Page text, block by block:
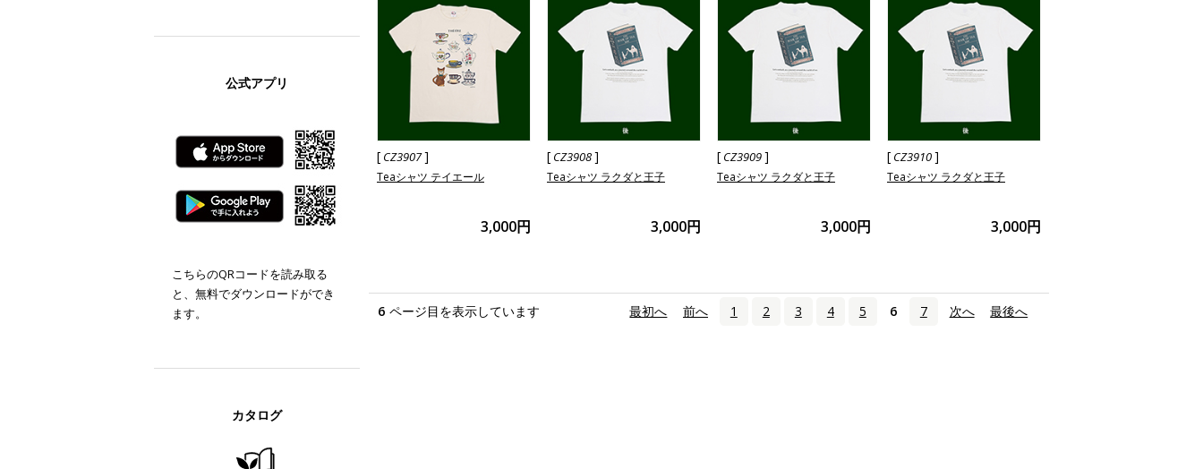
[ CZ3907]
Teaシャツ テイエール
3,000円
[ CZ3908]
Teaシャツ ラクダと王子
3,000円
[ CZ3909]
Teaシャツ ラクダと王子
3,000円
[ CZ3910]
Teaシャツ ラクダと王子
3,000円
6 ページ目を表示しています 最初へ 前へ 1 2 3 4 5 6 7 次へ 最後へ
公式アプリ
こちらのQRコードを読み取る
と、無料でダウンロードができ
ます。
カタログ